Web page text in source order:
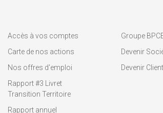
Accès à vos comptes
Carte de nos actions
Nos offres d'emploi
Rapport #3 Livret
Transition Territoire
Rapport annuel
Groupe
Devenir
Devenir Client